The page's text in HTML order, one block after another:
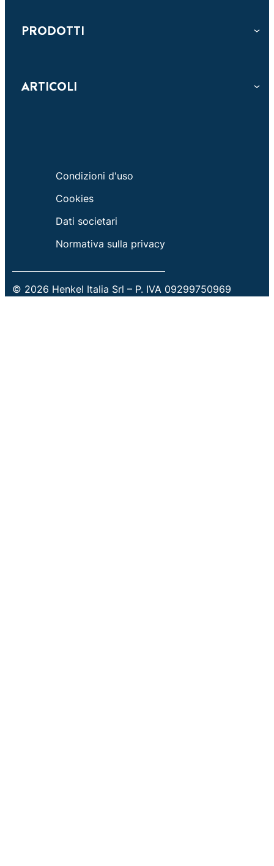
PRODOTTI
ARTICOLI
Condizioni d'uso
Cookies
Dati societari
Normativa sulla privacy
© 2026 Henkel Italia Srl – P. IVA 09299750969